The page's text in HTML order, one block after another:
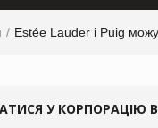
Estée Lauder і Puig
У